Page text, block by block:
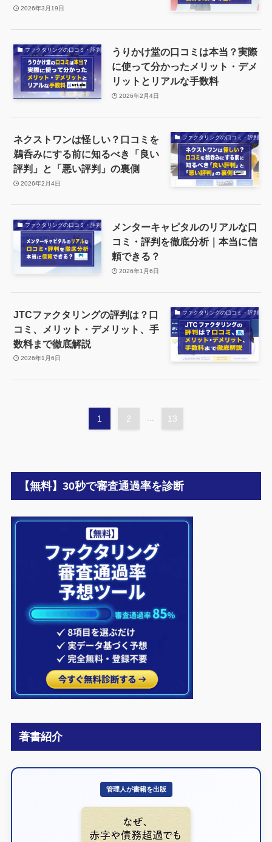
2026年3月19日
ファクタリングの口コミ・評判
うりかけ堂の口コミは本当？実際
に使って分かったメリット・デメ
リットとリアルな手数料
2026年2月4日
ファクタリングの口コミ・評判
ネクストワンは怪しい？口コミを
鵜呑みにする前に知るべき「良い
評判」と「悪い評判」の裏側
2026年2月4日
ファクタリングの口コミ・評判
メンターキャピタルのリアルな口
コミ・評判を徹底分析｜本当に信
頼できる？
2026年1月6日
ファクタリングの口コミ・評判
JTCファクタリングの評判は？口
コミ、メリット・デメリット、手
数料まで徹底解説
2026年1月6日
1 2 13
【無料】30秒で審査通過率を診断
著書紹介
管理人が書籍を出版